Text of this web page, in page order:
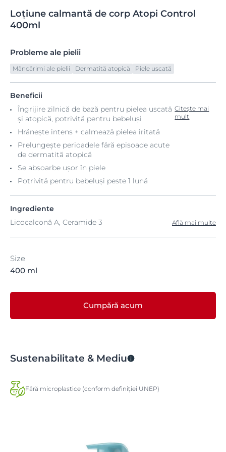
Loțiune calmantă de corp Atopi Control
400ml
Probleme ale pielii
Mâncărimi ale pielii Dermatită atopică Piele uscată
Beneficii
Îngrijire zilnică de bază pentru pielea uscată
și atopică, potrivită pentru bebeluși
Hrănește intens + calmează pielea iritată
Prelungește perioadele fără episoade acute
de dermatită atopică
Se absoarbe ușor în piele
Potrivită pentru bebeluși peste 1 lună
Citește mai
mult
Ingrediente
Licocalconă A, Ceramide 3
Află mai multe
Size
400 ml
Cumpără acum
Sustenabilitate & Mediu
Fără microplastice (conform definiției UNEP)